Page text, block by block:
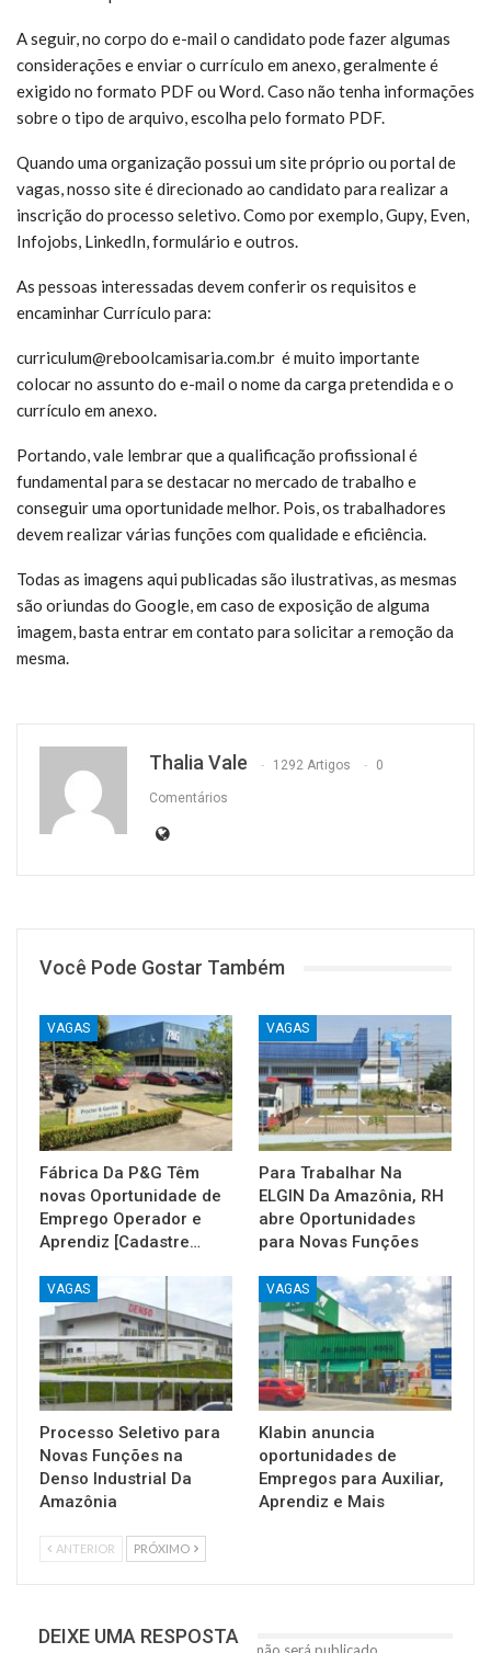
A seguir, no corpo do e-mail o candidato pode fazer algumas
considerações e enviar o currículo em anexo, geralmente é
exigido no formato PDF ou Word. Caso não tenha informações
sobre o tipo de arquivo, escolha pelo formato PDF.
Quando uma organização possui um site próprio ou portal de
vagas, nosso site é direcionado ao candidato para realizar a
inscrição do processo seletivo. Como por exemplo, Gupy, Even,
Infojobs, LinkedIn, formulário e outros.
As pessoas interessadas devem conferir os requisitos e
encaminhar Currículo para:
curriculum@reboolcamisaria.com.br é muito importante
colocar no assunto do e-mail o nome da carga pretendida e o
currículo em anexo.
Portando, vale lembrar que a qualificação profissional é
fundamental para se destacar no mercado de trabalho e
conseguir uma oportunidade melhor. Pois, os trabalhadores
devem realizar várias funções com qualidade e eficiência.
Todas as imagens aqui publicadas são ilustrativas, as mesmas
são oriundas do Google, em caso de exposição de alguma
imagem, basta entrar em contato para solicitar a remoção da
mesma.
Thalia Vale 1292 Artigos 0
Comentários
Você Pode Gostar Também
VAGAS
Fábrica Da P&G Têm
novas Oportunidade de
Emprego Operador e
Aprendiz [Cadastre…
VAGAS
Para Trabalhar Na
ELGIN Da Amazônia, RH
abre Oportunidades
para Novas Funções
VAGAS
Processo Seletivo para
Novas Funções na
Denso Industrial Da
Amazônia
VAGAS
Klabin anuncia
oportunidades de
Empregos para Auxiliar,
Aprendiz e Mais
ANTERIOR PRÓXIMO
DEIXE UMA RESPOSTA